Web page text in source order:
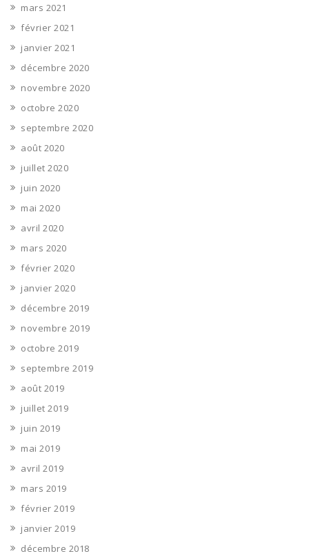
mars 2021
février 2021
janvier 2021
décembre 2020
novembre 2020
octobre 2020
septembre 2020
août 2020
juillet 2020
juin 2020
mai 2020
avril 2020
mars 2020
février 2020
janvier 2020
décembre 2019
novembre 2019
octobre 2019
septembre 2019
août 2019
juillet 2019
juin 2019
mai 2019
avril 2019
mars 2019
février 2019
janvier 2019
décembre 2018